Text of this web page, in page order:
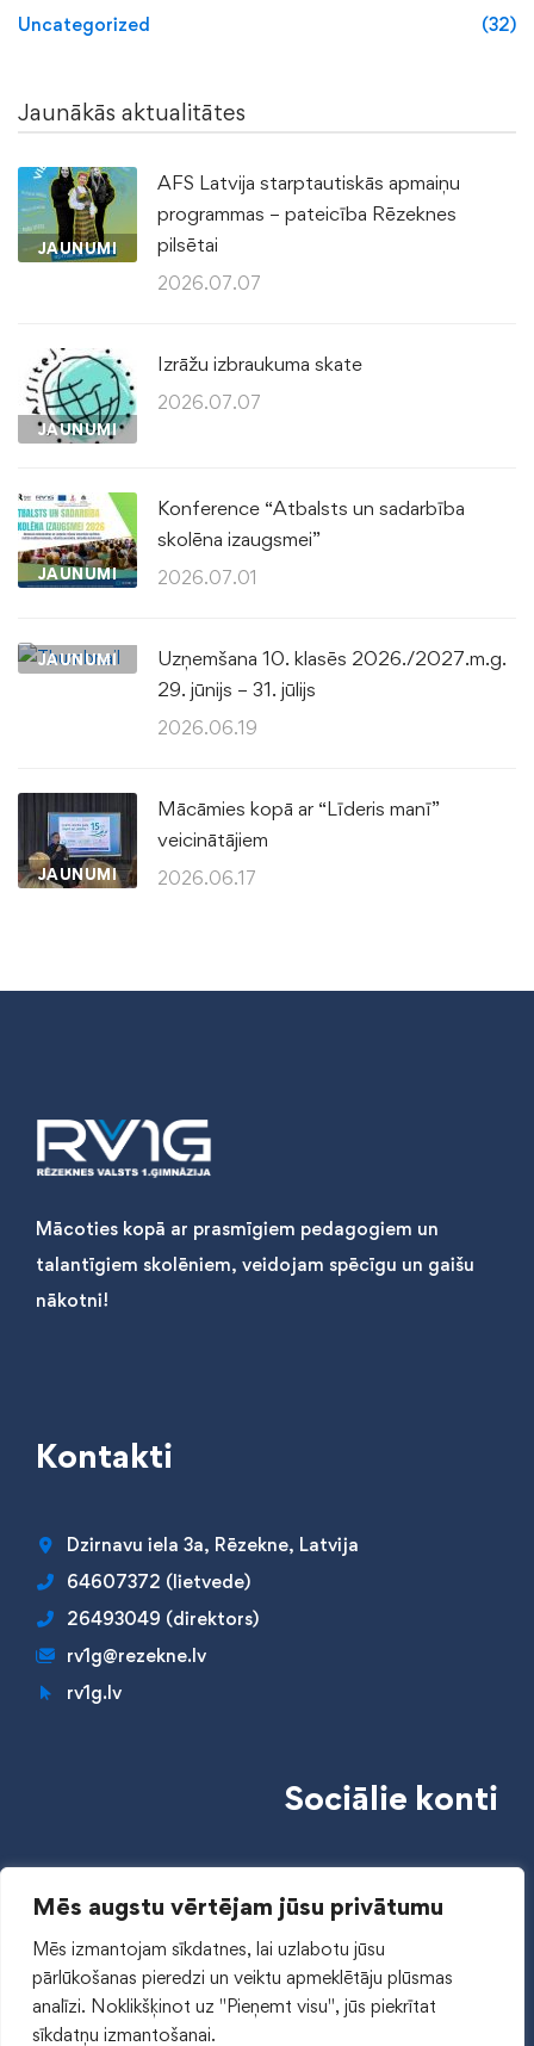
Mēs augstu vērtējam jūsu privātumu
Mēs izmantojam sīkdatnes, lai uzlabotu jūsu
pārlūkošanas pieredzi un veiktu apmeklētāju plūsmas
analīzi. Noklikšķinot uz "Pieņemt visu", jūs piekrītat
sīkdatņu izmantošanai.
Uncategorized (32)
Jaunākās aktualitātes
JAUNUMI
AFS Latvija starptautiskās apmaiņu
programmas – pateicība Rēzeknes
pilsētai
2026.07.07
JAUNUMI
Izrāžu izbraukuma skate
2026.07.07
JAUNUMI
Konference “Atbalsts un sadarbība
skolēna izaugsmei”
2026.07.01
JAUNUMI
Uzņemšana 10. klasēs 2026./2027.m.g.
29. jūnijs – 31. jūlijs
2026.06.19
JAUNUMI
Mācāmies kopā ar “Līderis manī”
veicinātājiem
2026.06.17
Mācoties kopā ar prasmīgiem pedagogiem un
talantīgiem skolēniem, veidojam spēcīgu un gaišu
nākotni!
Kontakti
Dzirnavu iela 3a, Rēzekne, Latvija
64607372 (lietvede)
26493049 (direktors)
rv1g@rezekne.lv
rv1g.lv
Sociālie konti
Piekļūstamības paziņojums